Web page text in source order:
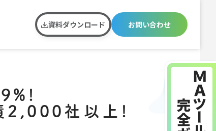
資料ダウンロード お問い合わせ
2,000社以上!